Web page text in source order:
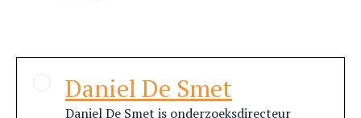
Daniel De Smet
Daniel De Smet is onderzoeksdirecteur